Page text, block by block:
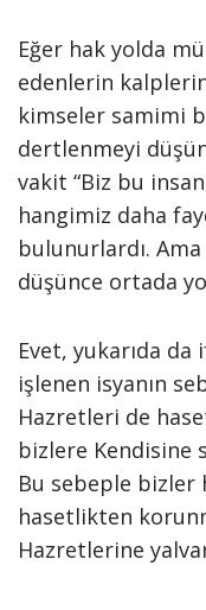
Eğer hak yolda
edenlerin
kimseler samimi
dertlenmeyi
vakit “Biz bu
hangimiz daha
bulunurlardı.
düşünce ortada
Evet, yukarıda
işlenen isyanın
Hazretleri de
bizlere Kendisine
Bu sebeple
hasetlikten
Hazretlerine